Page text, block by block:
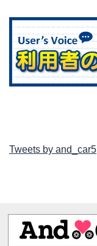
Tweets by and_car5